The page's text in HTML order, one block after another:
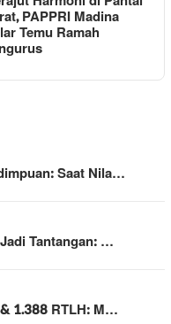
PAPPRI Madina
Temu Ramah
Saat Nila…
Tantangan: …
1.388 RTLH: M…